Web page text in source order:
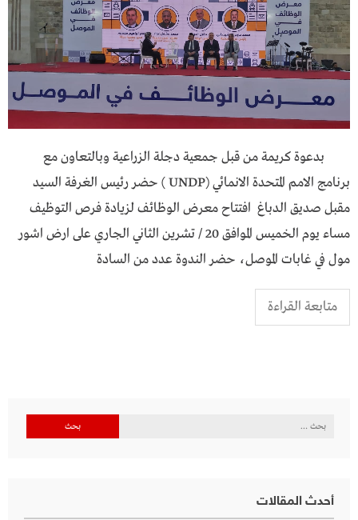
بدعوة كريمة من قبل جمعية دجلة الزراعية وبالتعاون مع
برنامج الامم المتحدة الانمائي (UNDP ) حضر رئيس الغرفة السيد
مقبل صديق الدباغ افتتاح معرض الوظائف لزيادة فرص التوظيف
مساء يوم الخميس الموافق 20 / تشرين الثاني الجاري على ارض اشور
مول في غابات الموصل، حضر الندوة عدد من السادة
متابعة القراءة
البحث
أحدث المقالات